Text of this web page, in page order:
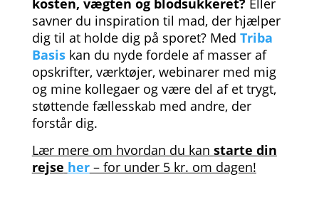
kosten, vægten og blodsukkeret?Eller
savner du inspiration til mad, der hjælper
dig til at holde dig på sporet? Med Triba
Basiskan du nyde fordele af masser af
opskrifter, værktøjer, webinarer med mig
og mine kollegaer og være del af et trygt,
støttende fællesskab med andre, der
forstår dig.
Lær mere om hvordan du kan starte din
rejse her– for under 5 kr. om dagen!